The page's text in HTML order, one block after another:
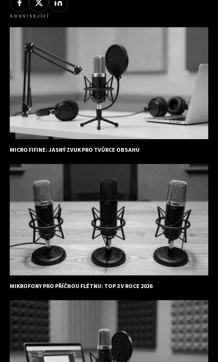
SOUVISEJÍCÍ
MICRO FIFINE: JASNÝ ZVUK PRO TVŮRCE OBSAHU
MIKROFONY PRO PŘÍČNOU FLÉTNU: TOP 3 V ROCE 2026